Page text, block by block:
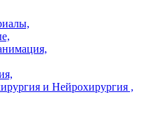
и Нейрохирургия ,